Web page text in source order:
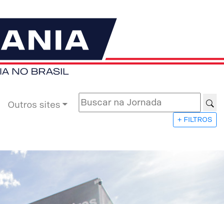
Outros sites
+ FILTROS